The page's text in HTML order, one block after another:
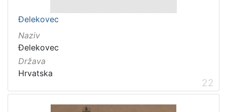
Đelekovec
Naziv
Đelekovec
Država
Hrvatska
22